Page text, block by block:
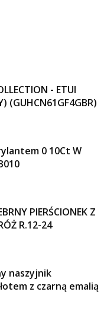
- ETUI
(GUHCN61GF4GBR)
0 10Ct W
PIERŚCIONEK Z
R.12-24
naszyjnik
z czarną emalią